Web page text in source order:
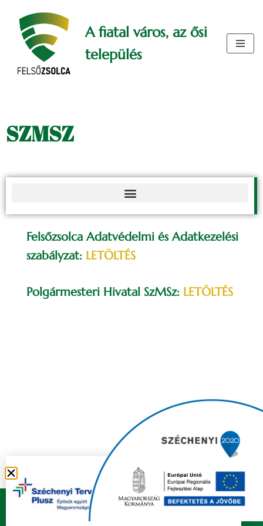
Skip
content
A fiatal város, az ősi
település
SZMSZ
Felsőzsolca Adatvédelmi és Adatkezelési
szabályzat: LETÖLTÉS
Polgármesteri Hivatal SzMSz: LETÖLTÉS
Copyright © 2021 FELSŐZSOLCA ÖNKORMÁNYZAT |
Készítette